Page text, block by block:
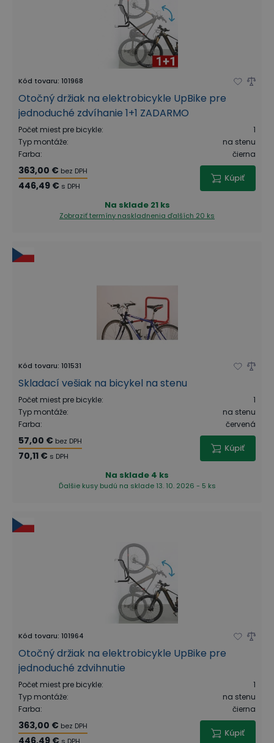
Kód tovaru: 101968
Otočný držiak na elektrobicykle UpBike pre
jednoduché zdvíhanie 1+1 ZADARMO
Počet miest pre bicykle:
1
Typ montáže:
na stenu
Farba: čierna
363,00 € bez DPH
446,49 € s DPH
Kúpiť
Na sklade 21 ks
Zobraziť termíny naskladnenia ďalších 20 ks
Kód tovaru: 101531
Skladací vešiak na bicykel na stenu
Počet miest pre bicykle:
1
Typ montáže:
na stenu
Farba: červená
57,00 € bez DPH
70,11 € s DPH
Kúpiť
Na sklade 4 ks
Ďalšie kusy budú na sklade 13. 10. 2026 - 5 ks
Kód tovaru: 101964
Otočný držiak na elektrobicykle UpBike pre
jednoduché zdvihnutie
Počet miest pre bicykle:
1
Typ montáže:
na stenu
Farba: čierna
363,00 € bez DPH
Kúpiť